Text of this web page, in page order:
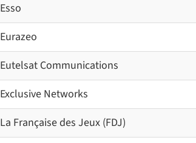
Esso
Eurazeo
Eutelsat Communications
Exclusive Networks
La Française des Jeux (FDJ)